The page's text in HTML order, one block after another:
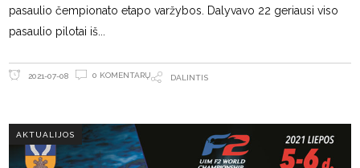
pasaulio čempionato etapo varžybos. Dalyvavo 22 geriausi viso
pasaulio pilotai iš
2021-07-08 0 KOMENTARŲ DALINTIS
AKTUALIJOS